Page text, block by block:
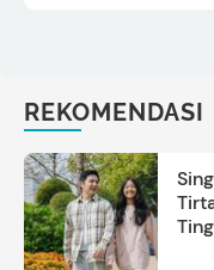
REKOMENDASI